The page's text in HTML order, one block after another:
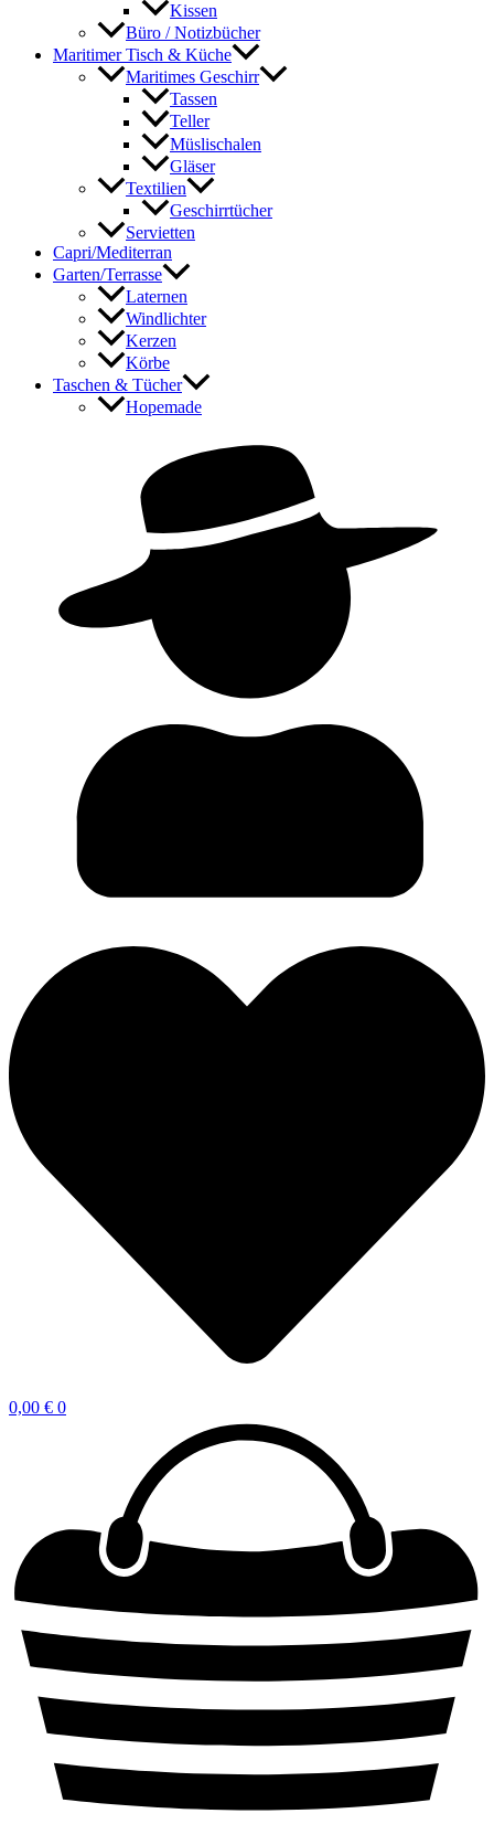
Kissen
Büro / Notizbücher
Maritimer Tisch & Küche
Maritimes Geschirr
Tassen
Teller
Müslischalen
Gläser
Textilien
Geschirrtücher
Servietten
Capri/Mediterran
Garten/Terrasse
Laternen
Windlichter
Kerzen
Körbe
Taschen & Tücher
Hopemade
0,00 € 0